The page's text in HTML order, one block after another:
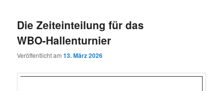
Die Zeiteinteilung für das
WBO-Hallenturnier
Veröffentlicht am13. März 2026